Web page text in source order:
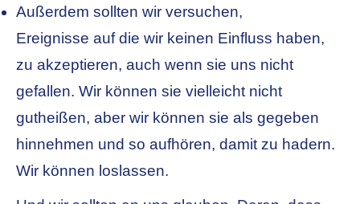
Außerdem sollten wir versuchen,
Ereignisse auf die wir keinen Einfluss haben,
zu akzeptieren, auch wenn sie uns nicht
gefallen. Wir können sie vielleicht nicht
gutheißen, aber wir können sie als gegeben
hinnehmen und so aufhören, damit zu hadern.
Wir können loslassen.